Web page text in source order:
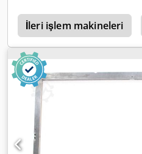
Çevrimiçi Video İncelemesi -
Emskirchen/Nürnberg -
İleri işlem makineleri